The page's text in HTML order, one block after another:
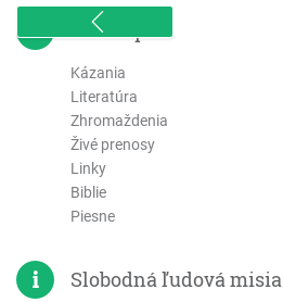
sitemap
Kázania
Literatúra
Zhromaždenia
Živé prenosy
Linky
Biblie
Piesne
Slobodná ľudová misia